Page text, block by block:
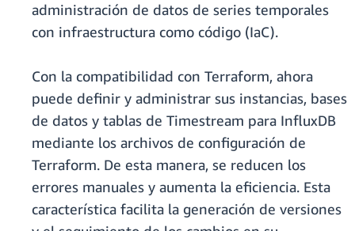
administración de datos de series temporales
con infraestructura como código (IaC).
Con la compatibilidad con Terraform, ahora
puede definir y administrar sus instancias, bases
de datos y tablas de Timestream para InfluxDB
mediante los archivos de configuración de
Terraform. De esta manera, se reducen los
errores manuales y aumenta la eficiencia. Esta
característica facilita la generación de versiones